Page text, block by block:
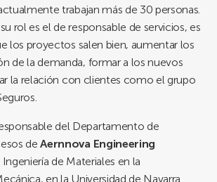
trabajan más de 30 personas.
rol es el de responsable de servicios, es
los proyectos salen bien, aumentar los
de la demanda, formar a los nuevos
la relación con clientes como el grupo
del Departamento de
deAernnova Engineering
de Materiales en la
en la Universidad de Navarra